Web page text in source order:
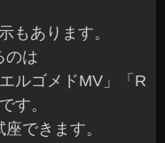
もあります。
のは
ルゴメドMV」「R
す。
できます。